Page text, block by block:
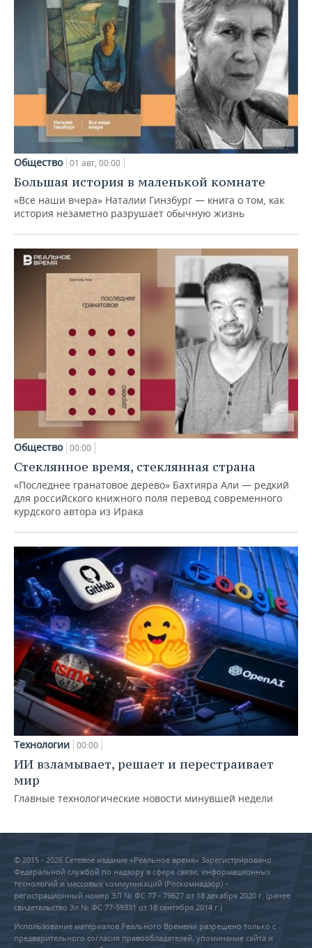
Общество 01 авг, 00:00
Большая история в маленькой комнате
«Все наши вчера» Наталии Гинзбург — книга о том, как
история незаметно разрушает обычную жизнь
Общество 00:00
Стеклянное время, стеклянная страна
«Последнее гранатовое дерево» Бахтияра Али — редкий
для российского книжного поля перевод современного
курдского автора из Ирака
Технологии 00:00
ИИ взламывает, решает и перестраивает
мир
Главные технологические новости минувшей недели
© 2015 - 2026 Сетевое издание «Реальное время» Зарегистрировано
Федеральной службой по надзору в сфере связи, информационных
технологий и массовых коммуникаций (Роскомнадзор) –
регистрационный номер ЭЛ № ФС 77 - 79627 от 18 декабря 2020 г. (ранее
свидетельство Эл № ФС 77-59331 от 18 сентября 2014 г.)
Использование материалов Реального Времени разрешено только с
предварительного согласия правообладателей, упоминание сайта и